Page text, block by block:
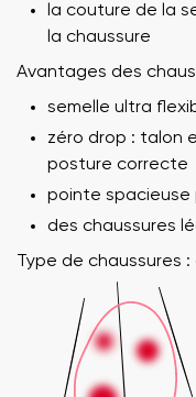
la couture de la
la chaussure
Avantages des
semelle ultra
zéro drop : talon
posture correcte
pointe spacieuse
des chaussures
Type de chaussures